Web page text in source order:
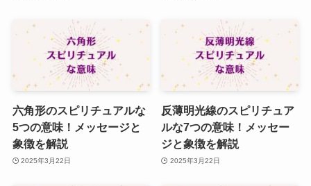
六角形のスピリチュアルな
5つの意味！メッセージと
象徴を解説
2025年3月22日
反薄明光線のスピリチュア
ルな7つの意味！メッセー
ジと象徴を解説
2025年3月22日